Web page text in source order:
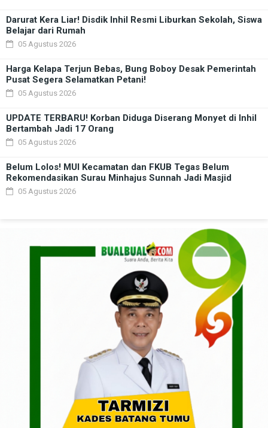
Darurat Kera Liar! Disdik Inhil Resmi Liburkan Sekolah, Siswa
Belajar dari Rumah
05 Agustus 2026
Harga Kelapa Terjun Bebas, Bung Boboy Desak Pemerintah
Pusat Segera Selamatkan Petani!
05 Agustus 2026
UPDATE TERBARU! Korban Diduga Diserang Monyet di Inhil
Bertambah Jadi 17 Orang
05 Agustus 2026
Belum Lolos! MUI Kecamatan dan FKUB Tegas Belum
Rekomendasikan Surau Minhajus Sunnah Jadi Masjid
05 Agustus 2026